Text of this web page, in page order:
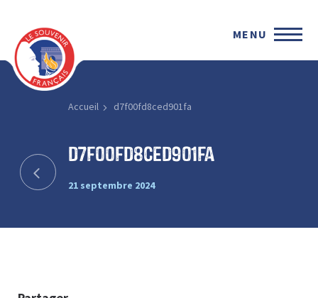
MENU
Accueil d7f00fd8ced901fa
d7f00fd8ced901fa
21 septembre 2024